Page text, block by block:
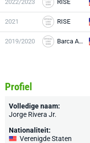
2022/2023 RISE
2021 RISE
2019/2020 Barca Academy
Profiel
Volledige naam:
Jorge Rivera Jr.
Nationaliteit:
Verenigde Staten